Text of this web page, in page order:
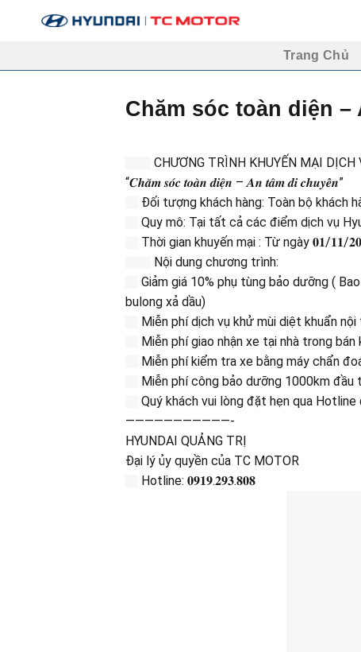
Trang Chủ
Chăm sóc toàn diện –
CHƯƠNG TRÌNH KHUYẾN MẠI DỊCH
“𝑪𝒉𝒂̆𝒎 𝒔𝒐́𝒄 𝒕𝒐𝒂̀𝒏 𝒅𝒊𝒆̣̂𝒏 – 𝑨𝒏 𝒕𝒂̂𝒎 𝒅𝒊 𝒄𝒉𝒖𝒚𝒆̂̉𝒏”
Đối tượng khách hàng: Toàn bộ khách
Quy mô: Tại tất cả các điểm dịch vụ
Thời gian khuyến mại : Từ ngày 𝟎𝟏/𝟏𝟏/
Nội dung chương trình:
Giảm giá 10% phụ tùng bảo dưỡng (
bulong xả dầu)
Miễn phí dịch vụ khử mùi diệt khuẩn
Miễn phí giao nhận xe tại nhà trong bán
Miễn phí kiểm tra xe bằng máy chẩn
Miễn phí công bảo dưỡng 1000km đầu
Quý khách vui lòng đặt hẹn qua
———————————-
HYUNDAI QUẢNG TRỊ
Đại lý ủy quyền của TC MOTOR
Hotline: 𝟎𝟗𝟏𝟗.𝟐𝟗𝟑.𝟖𝟎𝟖